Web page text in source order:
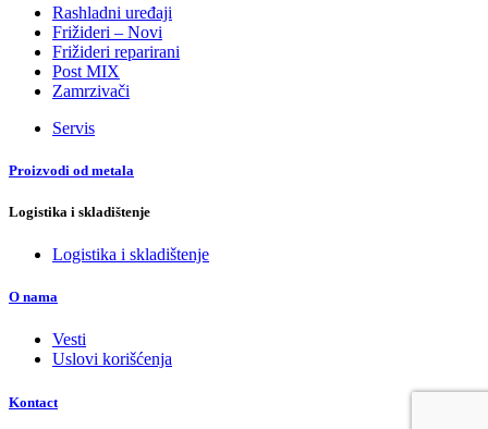
Rashladni uređaji
Frižideri – Novi
Frižideri reparirani
Post MIX
Zamrzivači
Servis
Proizvodi od metala
Logistika i skladištenje
Logistika i skladištenje
O nama
Vesti
Uslovi korišćenja
Kontact